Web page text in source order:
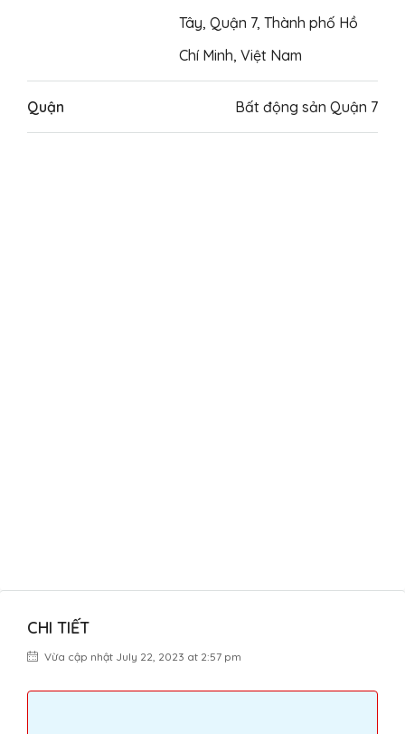
Tây, Quận 7, Thành phố Hồ
Chí Minh, Việt Nam
Quận Bất động sản Quận 7
CHI TIẾT
Vừa cập nhật July 22, 2023 at 2:57 pm